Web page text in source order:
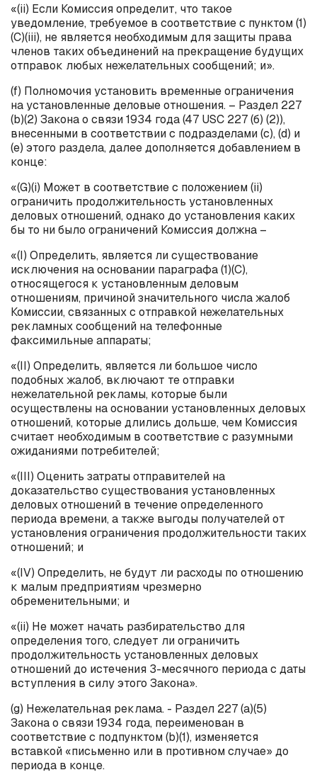
«(ii) Если Комиссия определит, что такое
уведомление, требуемое в соответствие с пунктом (1)
(C)(iii), не является необходимым для защиты права
членов таких объединений на прекращение будущих
отправок любых нежелательных сообщений; и».
(f) Полномочия установить временные ограничения
на установленные деловые отношения. – Раздел 227
(b)(2) Закона о связи 1934 года (47 USC 227 (б) (2)),
внесенными в соответствии с подразделами (с), (d) и
(е) этого раздела, далее дополняется добавлением в
конце:
«(G)(i) Может в соответствие с положением (ii)
ограничить продолжительность установленных
деловых отношений, однако до установления каких
бы то ни было ограничений Комиссия должна –
«(I) Определить, является ли существование
исключения на основании параграфа (1)(C),
относящегося к установленным деловым
отношениям, причиной значительного числа жалоб
Комиссии, связанных с отправкой нежелательных
рекламных сообщений на телефонные
факсимильные аппараты;
«(II) Определить, является ли большое число
подобных жалоб, включают те отправки
нежелательной рекламы, которые были
осуществлены на основании установленных деловых
отношений, которые длились дольше, чем Комиссия
считает необходимым в соответствие с разумными
ожиданиями потребителей;
«(III) Оценить затраты отправителей на
доказательство существования установленных
деловых отношений в течение определенного
периода времени, а также выгоды получателей от
установления ограничения продолжительности таких
отношений; и
«(IV) Определить, не будут ли расходы по отношению
к малым предприятиям чрезмерно
обременительными; и
«(ii) Не может начать разбирательство для
определения того, следует ли ограничить
продолжительность установленных деловых
отношений до истечения 3-месячного периода с даты
вступления в силу этого Закона».
(g) Нежелательная реклама. - Раздел 227 (а)(5)
Закона о связи 1934 года, переименован в
соответствие с подпунктом (b)(1), изменяется
вставкой «письменно или в противном случае» до
периода в конце.